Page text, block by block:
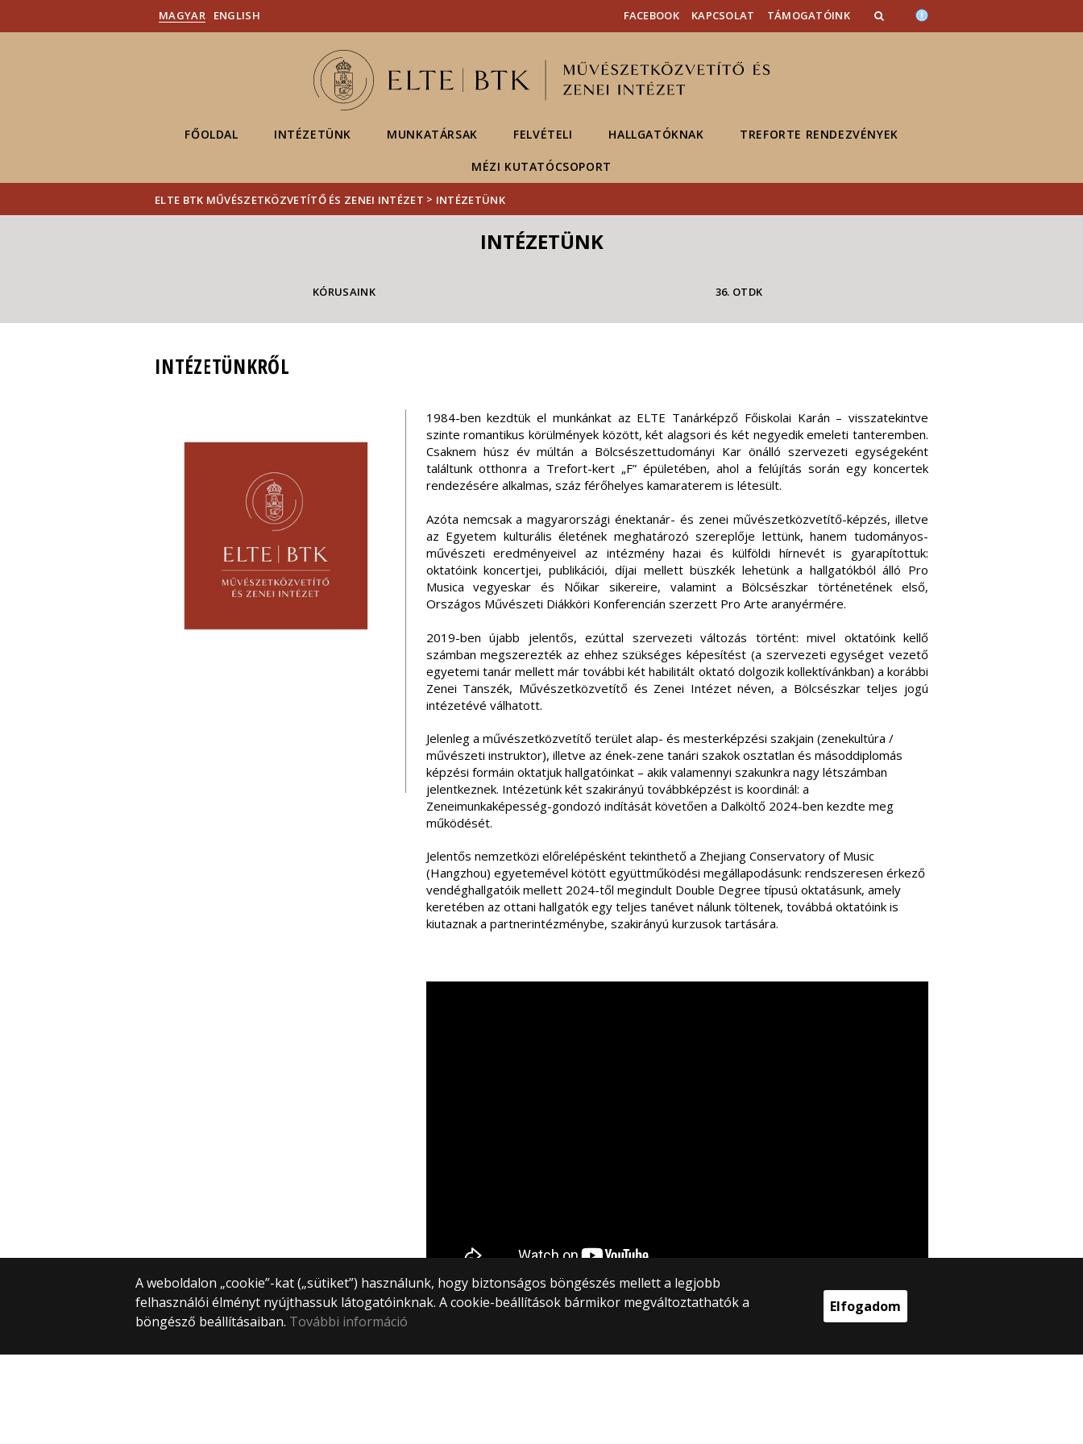
MAGYAR ENGLISH FACEBOOK KAPCSOLAT TÁMOGATÓINK
FŐOLDAL INTÉZETÜNK MUNKATÁRSAK FELVÉTELI HALLGATÓKNAK TREFORTE RENDEZVÉNYEK
MÉZI KUTATÓCSOPORT
ELTE BTK MŰVÉSZETKÖZVETÍTŐ ÉS ZENEI INTÉZET > INTÉZETÜNK
INTÉZETÜNK
KÓRUSAINK 36. OTDK
INTÉZETÜNKRŐL
1984-ben kezdtük el munkánkat az ELTE Tanárképző Főiskolai Karán – visszatekintve
szinte romantikus körülmények között, két alagsori és két negyedik emeleti tanteremben.
Csaknem húsz év múltán a Bölcsészettudományi Kar önálló szervezeti egységeként
találtunk otthonra a Trefort-kert „F” épületében, ahol a felújítás során egy koncertek
rendezésére alkalmas, száz férőhelyes kamaraterem is létesült.
Azóta nemcsak a magyarországi énektanár- és zenei művészetközvetítő-képzés, illetve
az Egyetem kulturális életének meghatározó szereplője lettünk, hanem tudományos-
művészeti eredményeivel az intézmény hazai és külföldi hírnevét is gyarapítottuk:
oktatóink koncertjei, publikációi, díjai mellett büszkék lehetünk a hallgatókból álló Pro
Musica vegyeskar és Nőikar sikereire, valamint a Bölcsészkar történetének első,
Országos Művészeti Diákköri Konferencián szerzett Pro Arte aranyérmére.
2019-ben újabb jelentős, ezúttal szervezeti változás történt: mivel oktatóink kellő
számban megszerezték az ehhez szükséges képesítést (a szervezeti egységet vezető
egyetemi tanár mellett már további két habilitált oktató dolgozik kollektívánkban) a korábbi
Zenei Tanszék, Művészetközvetítő és Zenei Intézet néven, a Bölcsészkar teljes jogú
intézetévé válhatott.
Jelenleg a művészetközvetítő terület alap- és mesterképzési szakjain (zenekultúra /
művészeti instruktor), illetve az ének-zene tanári szakok osztatlan és másoddiplomás
képzési formáin oktatjuk hallgatóinkat – akik valamennyi szakunkra nagy létszámban
jelentkeznek. Intézetünk két szakirányú továbbképzést is koordinál: a
Zeneimunkaképesség-gondozó indítását követően a Dalköltő 2024-ben kezdte meg
működését.
Jelentős nemzetközi előrelépésként tekinthető a Zhejiang Conservatory of Music
(Hangzhou) egyetemével kötött együttműködési megállapodásunk: rendszeresen érkező
vendéghallgatóik mellett 2024-től megindult Double Degree típusú oktatásunk, amely
keretében az ottani hallgatók egy teljes tanévet nálunk töltenek, továbbá oktatóink is
kiutaznak a partnerintézménybe, szakirányú kurzusok tartására.
A weboldalon „cookie”-kat („sütiket”) használunk, hogy biztonságos böngészés mellett a legjobb
felhasználói élményt nyújthassuk látogatóinknak. A cookie-beállítások bármikor megváltoztathatók a
böngésző beállításaiban. További információ
Elfogadom